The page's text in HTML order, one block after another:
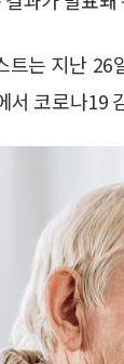
트는 지난 26
서 코로나19